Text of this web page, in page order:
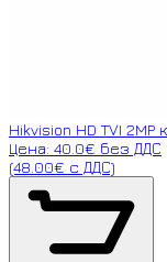
Hikvision HD TVI 2MP
Цена: 40.0€ без ДДС
(48.00€ с ДДС)